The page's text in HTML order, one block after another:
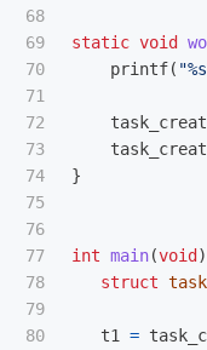
68
69
70
71
72
73
74
75
76
77
78
79
80
static void
printf( "%s
}
int main(void )
struct task
t1 =